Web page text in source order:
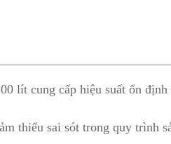
lít cung cấp hiệu suất ổn
thiểu sai sót trong quy trình